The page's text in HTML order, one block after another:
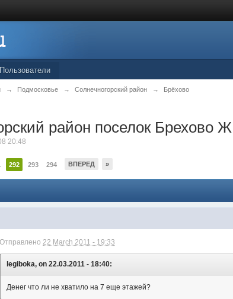
Пользователи
→ Подмосковье → Солнечногорский район → Брёхово
район поселок Брехово
20:48
292 293 294 ВПЕРЕД »
Отправлено22 March 2011 - 19:33
legiboka, on 22.03.2011 - 18:40:
Денег что ли не хватило на 7 еще этажей?